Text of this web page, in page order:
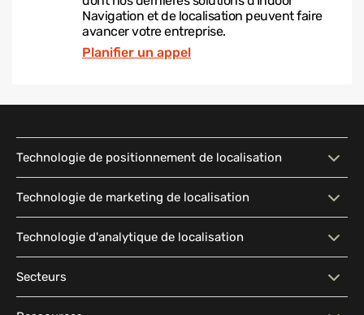
Navigation et de localisation peuvent faire
avancer votre entreprise.
Planifier un appel
Technologie de positionnement de localisation
Technologie de
positionnement de
localisation
Carte interactive
Wayfinding
Technologie de marketing de localisation
Technologie de marketing de
localisation
Messagerie contextuelle
Segmentation d'audience
Technologie d'analytique de localisation
Technologie d'analytique de
localisation
Secteurs
Secteurs